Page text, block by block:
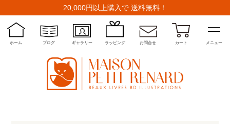
20,000円以上購入で 送料無料！
ホーム ブログ ギャラリー ラッピング お問合せ カート メニュー